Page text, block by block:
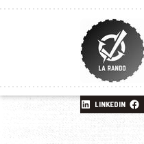
LINKEDIN